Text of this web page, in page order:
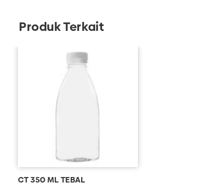
custom untuk produk-produk berbahan plastik.
Produk Terkait
CT 350 ML TEBAL